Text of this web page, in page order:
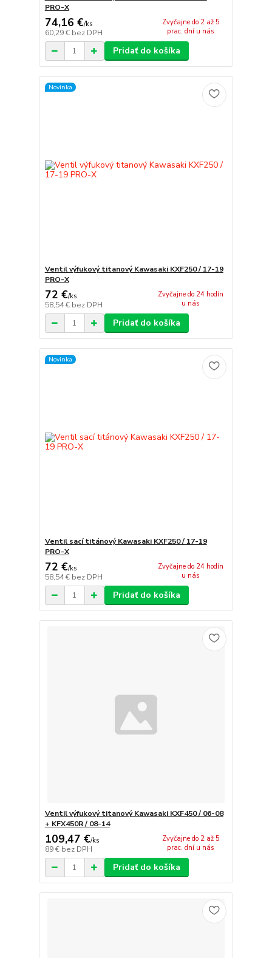
PRO-X
74,16 €/ks
60,29 € bez DPH
Zvyčajne do 2 až 5
prac. dní u nás
Pridať do košíka
Novinka
Ventil výfukový titanový Kawasaki KXF250 / 17-19
PRO-X
72 €/ks
58,54 € bez DPH
Zvyčajne do 24 hodín
u nás
Pridať do košíka
Novinka
Ventil sací titánový Kawasaki KXF250 / 17-19
PRO-X
72 €/ks
58,54 € bez DPH
Zvyčajne do 24 hodín
u nás
Pridať do košíka
Ventil výfukový titanový Kawasaki KXF450 / 06-08
+ KFX450R / 08-14
109,47 €/ks
89 € bez DPH
Zvyčajne do 2 až 5
prac. dní u nás
Pridať do košíka